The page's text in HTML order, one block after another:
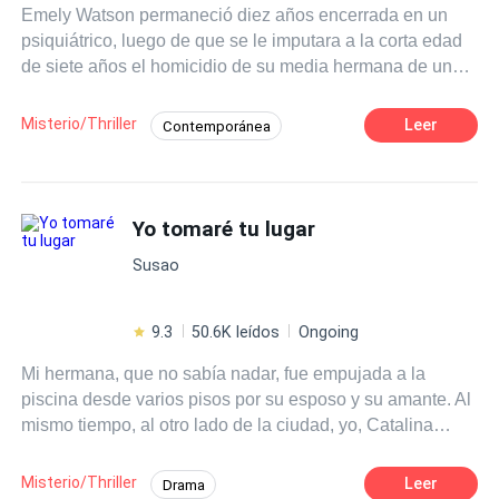
Emely Watson permaneció diez años encerrada en un
psiquiátrico, luego de que se le imputara a la corta edad
de siete años el homicidio de su media hermana de un
tener una infancia normal.Pero ahora, diez años más
tarde, se le presenta la oportunidad de tener una vida
vez. Tantas emociones, tantas nuevas experiencias, toda
una vida por delante. La única pregunta es si ella estará a
la altura de todo eso, ya que siente que, en esa casa, los
las malas, que no todo es lo que aparenta ser, y que la
creía.
Misterio/Thriller Contemporánea Leer
Yo tomaré tu lugar
Susao
9.3 50.6K leídos Ongoing
Mi hermana, que no sabía nadar, fue empujada a la
piscina desde varios pisos por su esposo y su amante. Al
mismo tiempo, al otro lado de la ciudad, yo, Catalina
terminaba ahí. Cuando desperté, algo no encajaba: la voz
Misterio/Thriller Drama Leer